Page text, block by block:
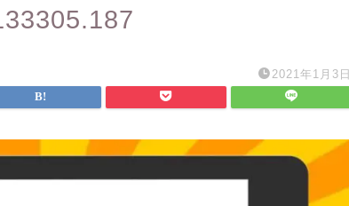
2021年1月3日